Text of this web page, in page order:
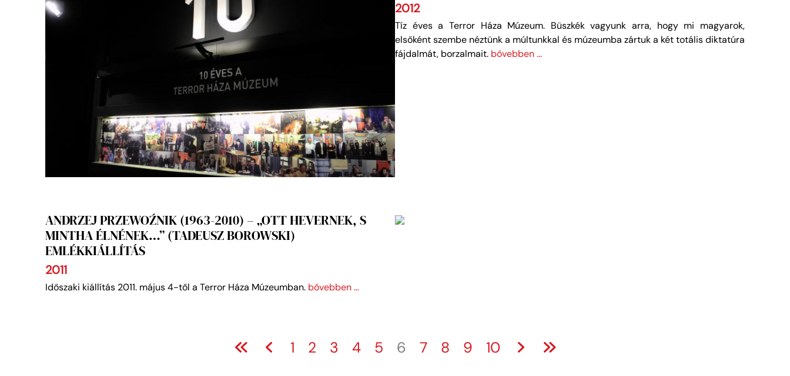
2012
Tíz éves a Terror Háza Múzeum. Büszkék vagyunk arra, hogy mi magyarok,
elsőként szembe néztünk a múltunkkal és múzeumba zártuk a két totális diktatúra
fájdalmát, borzalmait. bővebben …
ANDRZEJ PRZEWOŹNIK (1963-2010) – „OTT HEVERNEK, S
MINTHA ÉLNÉNEK…” (TADEUSZ BOROWSKI)
EMLÉKKIÁLLÍTÁS
2011
Időszaki kiállítás 2011. május 4-től a Terror Háza Múzeumban. bővebben …
1 2 3 4 5 6 7 8 9 10